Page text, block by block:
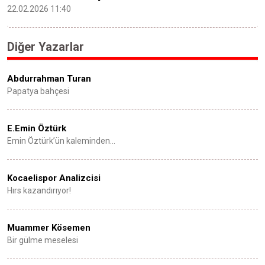
22.02.2026 11:40
Diğer Yazarlar
Abdurrahman Turan
Papatya bahçesi
E.Emin Öztürk
Emin Öztürk’ün kaleminden…
Kocaelispor Analizcisi
Hırs kazandırıyor!
Muammer Kösemen
Bir gülme meselesi